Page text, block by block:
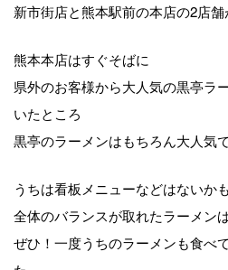
新市街店と熊本駅前の本店の2店舗
熊本本店はすぐそばに
県外のお客様から大人気の黒亭ラ
いたところ
黒亭のラーメンはもちろん大人気
うちは看板メニューなどはないか
全体のバランスが取れたラーメン
ぜひ！一度うちのラーメンも食べ